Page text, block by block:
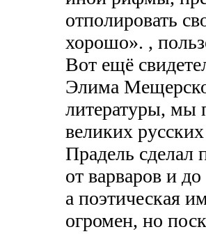
отполировать
хорошо». ,
Вот ещё
Элима
литературы, мы
великих
Прадель сделал
от варваров и
а поэтическая
огромен, но